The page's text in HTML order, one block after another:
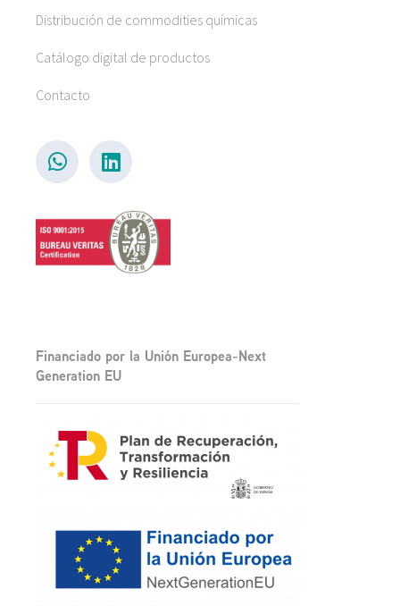
Distribución de commodities químicas
Catálogo digital de productos
Contacto
Financiado por la Unión Europea-Next
Generation EU